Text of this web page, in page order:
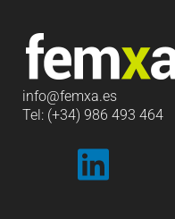
info@femxa.es
Tel: (+34) 986 493 464